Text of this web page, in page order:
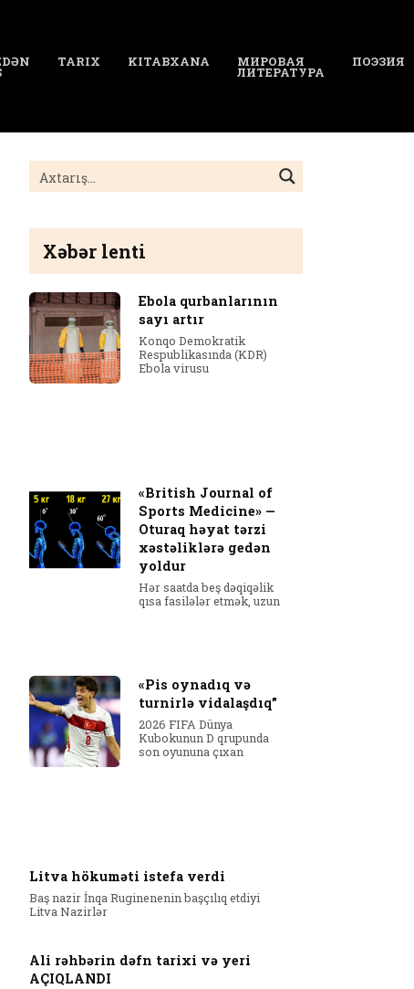
TARIX KITABXANA МИРОВАЯ
ЛИТЕРАТУРА
ПОЭЗИЯ
Xəbər lenti
Ebola qurbanlarının
sayı artır
Konqo Demokratik
Respublikasında (KDR)
Ebola virusu
«British Journal of
Sports Medicine» —
Oturaq həyat tərzi
xəstəliklərə gedən
yoldur
Hər saatda beş dəqiqəlik
qısa fasilələr etmək, uzun
«Pis oynadıq və
turnirlə vidalaşdıq”
2026 FIFA Dünya
Kubokunun D qrupunda
son oyununa çıxan
Litva hökuməti istefa verdi
Baş nazir İnqa Ruginenenin başçılıq etdiyi
Litva Nazirlər
Ali rəhbərin dəfn tarixi və yeri
AÇIQLANDI